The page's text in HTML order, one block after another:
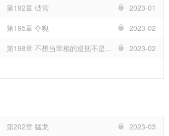
第192章 破营
2023-01
第195章 夺魄
2023-02
第198章 不想当宰相的巡抚不是好巡抚
2023-02
第202章 猛龙
2023-03